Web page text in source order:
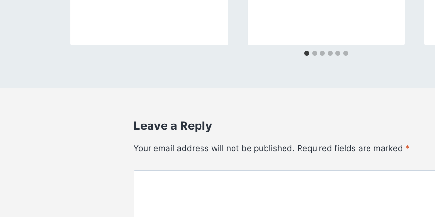
Leave a Reply
Your email address will not be published. Required fields are marked *